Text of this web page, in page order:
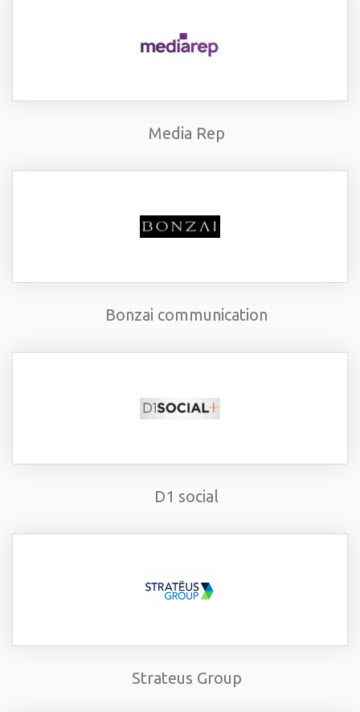
Media Rep
Bonzai communication
D1 social
Strateus Group